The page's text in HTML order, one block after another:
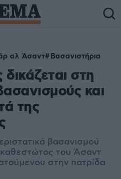
αλ Άσαντ Βασανιστήρια
στη
και
της
βασανισμού
του Άσαντ
στην πατρίδα